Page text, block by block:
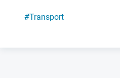
#Transport